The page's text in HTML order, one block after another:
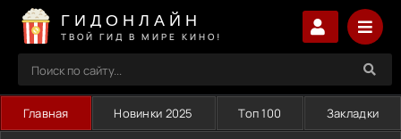
ГИДОНЛАЙН
ТВОЙ ГИД В МИРЕ КИНО!
Главная Новинки 2025 Топ 100 Закладки